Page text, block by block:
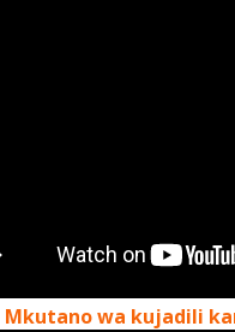
Mkutano wa kujadili